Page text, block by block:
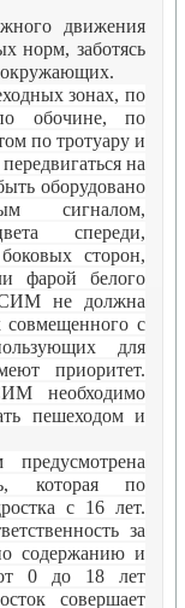
движения
норм, заботясь
окружающих.
зонах, по
обочине, по
по тротуару и
на
оборудовано
сигналом,
спереди,
сторон,
фарой белого
СИМ не должна
совмещенного с
для
приоритет.
необходимо
пешеходом и
которая по
с 16 лет.
за
содержанию и
от 0 до 18 лет
совершает